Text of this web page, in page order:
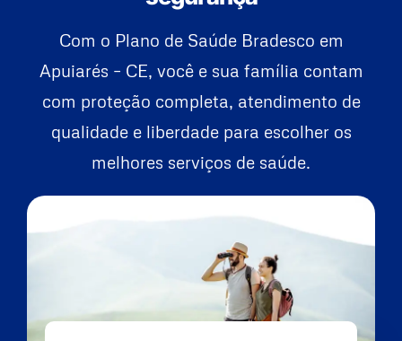
Com o Plano de Saúde Bradesco em
Apuiarés – CE, você e sua família contam
com proteção completa, atendimento de
qualidade e liberdade para escolher os
melhores serviços de saúde.